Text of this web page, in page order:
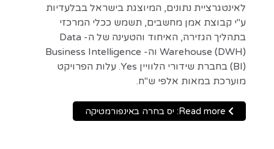
לאינטגרציית נתונים, המיוצגת בישראל בבלעדיות
ע"י קבוצת אמן מחשבים, תשמש ככלי המרכזי
בתהליך הגזירה, האיחוד והטעינה של ה- Data
Warehouse (DWH) וה- Business Intelligence
(BI) בחברת שידורי הלוויין Yes. עלות הפרויקט
מוערכת במאות אלפי ש"ח.